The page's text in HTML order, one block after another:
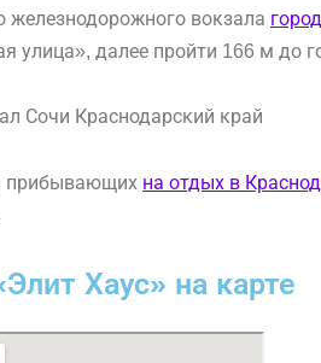
железнодорожного вокзала
улица», далее пройти 166 м до
прибывающих на отдых в
Хаус» на карте